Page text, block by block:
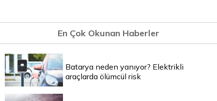
En Çok Okunan Haberler
Batarya neden yanıyor? Elektrikli
araçlarda ölümcül risk